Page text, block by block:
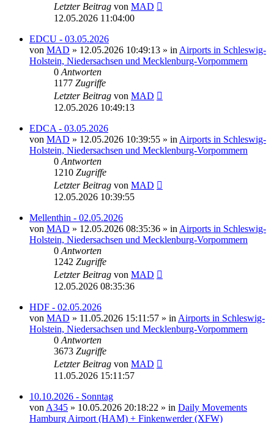
Letzter Beitrag von MAD
12.05.2026 11:04:00
EDCU - 03.05.2026
von MAD » 12.05.2026 10:49:13 » in Airports in Schleswig-
Holstein, Niedersachsen und Mecklenburg-Vorpommern
0 Antworten
1177 Zugriffe
Letzter Beitrag von MAD
12.05.2026 10:49:13
EDCA - 03.05.2026
von MAD » 12.05.2026 10:39:55 » in Airports in Schleswig-
Holstein, Niedersachsen und Mecklenburg-Vorpommern
0 Antworten
1210 Zugriffe
Letzter Beitrag von MAD
12.05.2026 10:39:55
Mellenthin - 02.05.2026
von MAD » 12.05.2026 08:35:36 » in Airports in Schleswig-
Holstein, Niedersachsen und Mecklenburg-Vorpommern
0 Antworten
1242 Zugriffe
Letzter Beitrag von MAD
12.05.2026 08:35:36
HDF - 02.05.2026
von MAD » 11.05.2026 15:11:57 » in Airports in Schleswig-
Holstein, Niedersachsen und Mecklenburg-Vorpommern
0 Antworten
3673 Zugriffe
Letzter Beitrag von MAD
11.05.2026 15:11:57
10.10.2026 - Sonntag
von A345 » 10.05.2026 20:18:22 » in Daily Movements
Hamburg Airport (HAM) + Finkenwerder (XFW)